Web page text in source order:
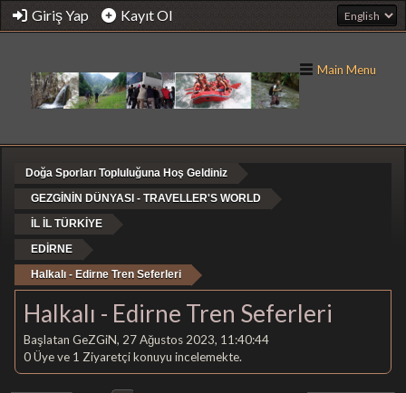
Giriş Yap Kayıt Ol
Main Menu
Doğa Sporları Topluluğuna Hoş Geldiniz
GEZGİNİN DÜNYASI - TRAVELLER'S WORLD
İL İL TÜRKİYE
EDİRNE
Halkalı - Edirne Tren Seferleri
Halkalı - Edirne Tren Seferleri
Başlatan GeZGiN, 27 Ağustos 2023, 11:40:44
0 Üye ve 1 Ziyaretçi konuyu incelemekte.